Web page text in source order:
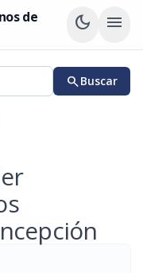
de
dark_mode menu
searchBuscar